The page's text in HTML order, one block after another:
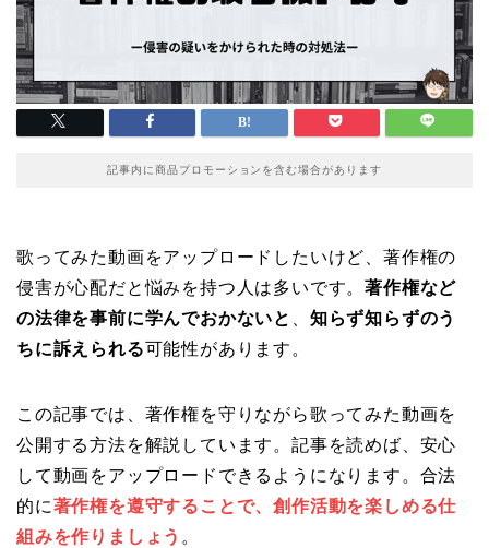
記事内に商品プロモーションを含む場合があります
歌ってみた動画をアップロードしたいけど、著作権の
侵害が心配だと悩みを持つ人は多いです。著作権など
の法律を事前に学んでおかないと
知らず知らずのう
ちに訴えられる可能性があります。
この記事では、著作権を守りながら歌ってみた動画を
公開する方法を解説しています。記事を読めば、安心
して動画をアップロードできるようになります。合法
的に著作権を遵守することで、創作活動を楽しめる仕
組みを作りましょう 。